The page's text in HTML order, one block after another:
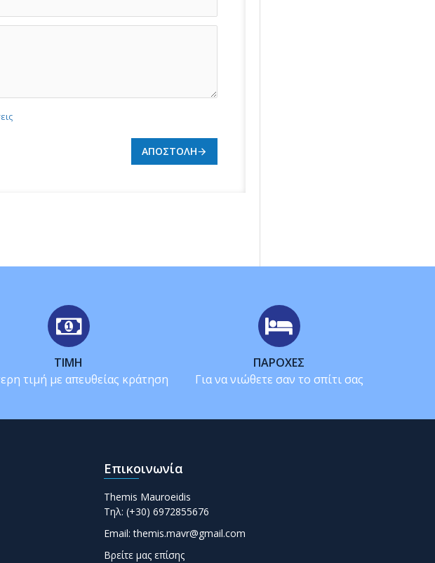
ΑΠΟΣΤΟΛΉ
ΤΙΜΉ
τιμή με απευθείας κράτηση
ΠΑΡΟΧΈΣ
Για να νιώθετε σαν το σπίτι σας
Επικοινωνία
Themis Mauroeidis
Τηλ: (+30) 6972855676
Email: themis.mavr@gmail.com
Βρείτε μας επίσης